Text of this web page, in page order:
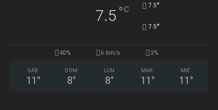
7.5 °C 7.5°
7.5°
40% 6.6m/s 3%
SÁB
11 °
DOM
8°
LUN
8°
MAR
11 °
MIÉ
11 °